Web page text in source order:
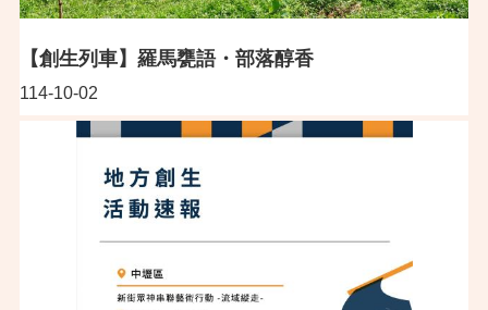
【創生列車】羅馬甕語・部落醇香
114-10-02